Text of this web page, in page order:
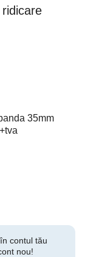
ridicare
35mm
contul tău
nou!